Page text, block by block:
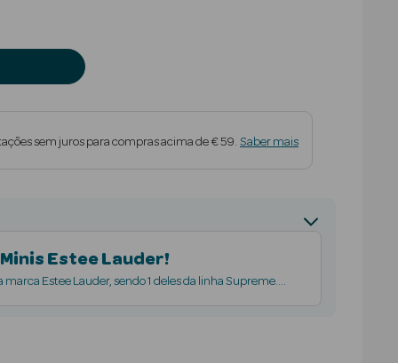
sem juros para compras acima de € 59. Saber mais
Estee Lauder!
Estee Lauder, sendo 1 deles da linha Supreme.